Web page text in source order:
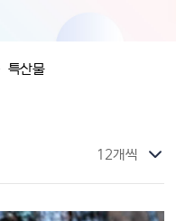
특산물